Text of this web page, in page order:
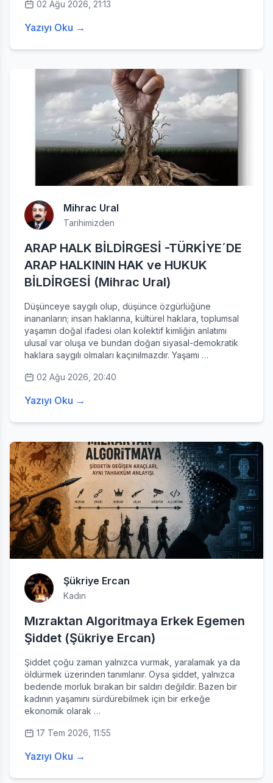
02 Ağu 2026, 21:13
Yazıyı Oku →
Mihrac Ural
Tarihimizden
ARAP HALK BİLDİRGESİ -TÜRKİYE´DE
ARAP HALKININ HAK ve HUKUK
BİLDİRGESİ (Mihrac Ural)
Düşünceye saygılı olup, düşünce özgürlüğüne
inananların; insan haklarına, kültürel haklara, toplumsal
yaşamın doğal ifadesi olan kolektif kimliğin anlatımı
ulusal var oluşa ve bundan doğan siyasal-demokratik
haklara saygılı olmaları kaçınılmazdır. Yaşamı …
02 Ağu 2026, 20:40
Yazıyı Oku →
Şükriye Ercan
Kadın
Mızraktan Algoritmaya Erkek Egemen
Şiddet (Şükriye Ercan)
Şiddet çoğu zaman yalnızca vurmak, yaralamak ya da
öldürmek üzerinden tanımlanır. Oysa şiddet, yalnızca
bedende morluk bırakan bir saldırı değildir. Bazen bir
kadının yaşamını sürdürebilmek için bir erkeğe
ekonomik olarak …
17 Tem 2026, 11:55
Yazıyı Oku →